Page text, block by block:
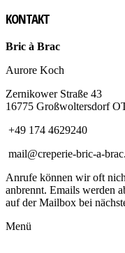
KONTAKT
Bric à Brac
Aurore Koch
Zernikower Straße 43
16775 Großwoltersdorf
+49 174 4629240
mail@creperie-bric-a-
Anrufe können wir oft
anbrennt. Emails werden
auf der Mailbox bei
Menü